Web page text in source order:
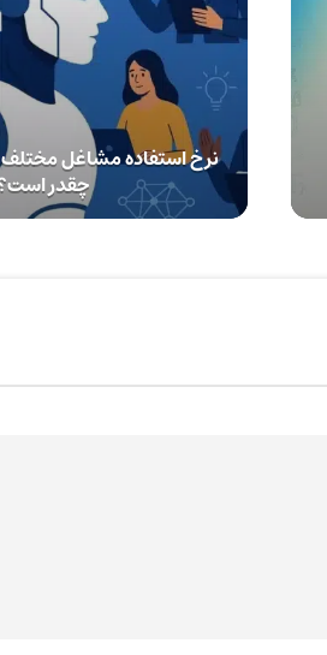
نرخ استفاده مشاغل
چقدر